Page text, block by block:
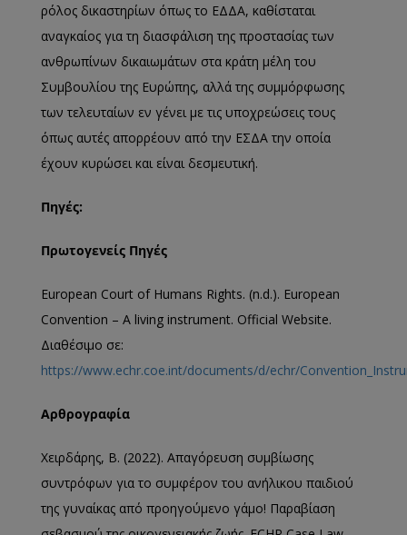
ρόλος δικαστηρίων όπως το ΕΔΔΑ, καθίσταται
αναγκαίος για τη διασφάλιση της προστασίας των
ανθρωπίνων δικαιωμάτων στα κράτη μέλη του
Συμβουλίου της Ευρώπης, αλλά της συμμόρφωσης
των τελευταίων εν γένει με τις υποχρεώσεις τους
όπως αυτές απορρέουν από την ΕΣΔΑ την οποία
έχουν κυρώσει και είναι δεσμευτική.
Πηγές:
Πρωτογενείς Πηγές
European Court of Humans Rights. (n.d.). European
Convention – A living instrument. Official Website.
Διαθέσιμο σε:
https://www.echr.coe.int/documents/d/echr/
Αρθρογραφία
Χειρδάρης, Β. (2022). Απαγόρευση συμβίωσης
συντρόφων για το συμφέρον του ανήλικου παιδιού
της γυναίκας από προηγούμενο γάμο! Παραβίαση